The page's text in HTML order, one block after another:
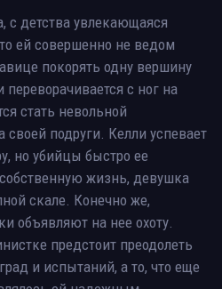
с детства увлекающаяся
ей совершенно не ведом
покорять одну вершину
с ног на
стать невольной
своей подруги. Келли успевает
но убийцы быстро ее
жизнь, девушка
скале. Конечно же,
объявляют на нее охоту.
предстоит преодолеть
и испытаний, а то, что еще